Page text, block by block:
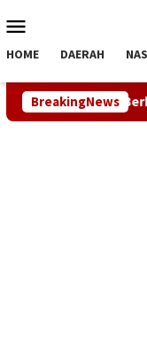
ke
Mobile
HOME DAERAH
BreakingNews
Berkumpul dan